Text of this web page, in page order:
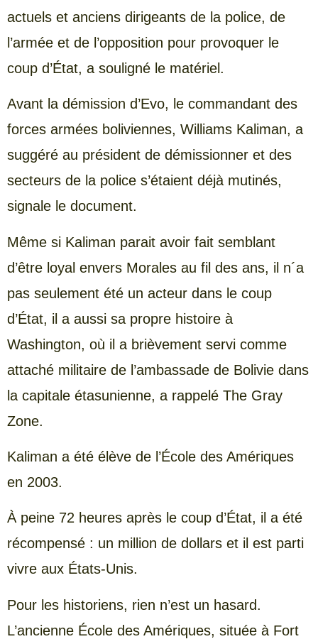
actuels et anciens dirigeants de la police, de
l’armée et de l’opposition pour provoquer le
coup d’État, a souligné le matériel.
Avant la démission d’Evo, le commandant des
forces armées boliviennes, Williams Kaliman, a
suggéré au président de démissionner et des
secteurs de la police s’étaient déjà mutinés,
signale le document.
Même si Kaliman parait avoir fait semblant
d’être loyal envers Morales au fil des ans, il n´a
pas seulement été un acteur dans le coup
d’État, il a aussi sa propre histoire à
Washington, où il a brièvement servi comme
attaché militaire de l’ambassade de Bolivie dans
la capitale étasunienne, a rappelé The Gray
Zone.
Kaliman a été élève de l’École des Amériques
en 2003.
À peine 72 heures après le coup d’État, il a été
récompensé : un million de dollars et il est parti
vivre aux États-Unis.
Pour les historiens, rien n’est un hasard.
L’ancienne École des Amériques, située à Fort